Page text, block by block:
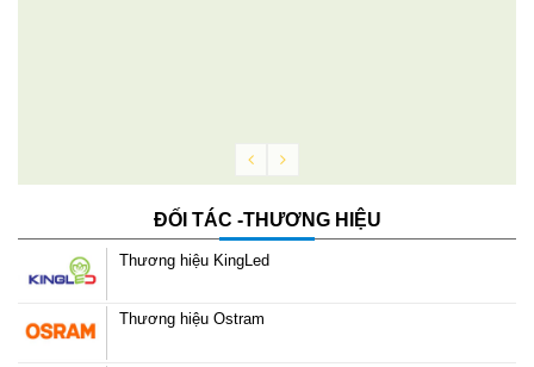
ĐỐI TÁC -THƯƠNG HIỆU
Thương hiệu KingLed
Thương hiệu Ostram